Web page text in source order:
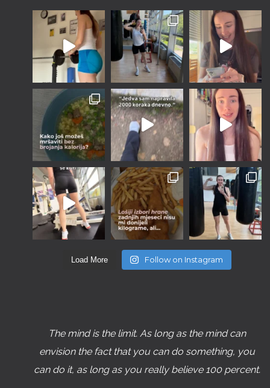
Load More Follow on Instagram
The mind is the limit. As long as the mind can
envision the fact that you can do something, you
can do it, as long as you really believe 100 percent.